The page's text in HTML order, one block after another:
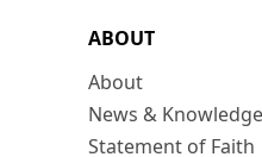
ABOUT
About
News & Knowledge
Statement of Faith